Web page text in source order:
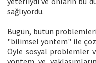
sağlıyordu.
Bugün, bütün
"bilimsel yöntem" ile
Öyle sosyal problemler